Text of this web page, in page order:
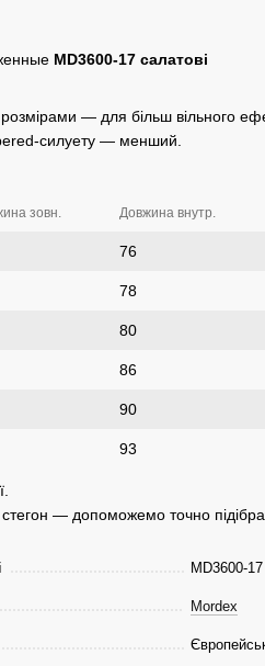
MD3600-17 салатові
— для більш вільного
силуету — менший.
зовн. Довжина внутр.
76
78
80
86
90
93
— допоможемо точно
MD3600-17
Mordex